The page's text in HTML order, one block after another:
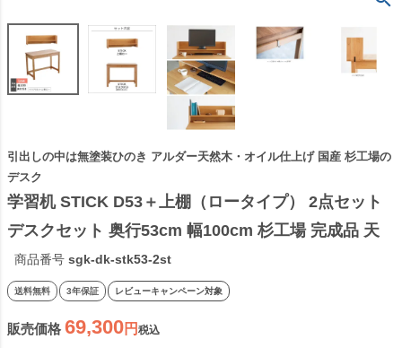
引出しの中は無塗装ひのき アルダー天然木・オイル仕上げ 国産 杉工場の
デスク
学習机 STICK D53＋上棚（ロータイプ） 2点セット
デスクセット 奥行53cm 幅100cm 杉工場 完成品 天
然木 国産 引出し 低ホルム アルダー材 オイル仕上げ
シンプル ナチュラル ヒノキ ロータイプ コンパクト
無垢 日本製
商品番号 sgk-dk-stk53-2st
送料無料 3年保証 レビューキャンペーン対象
販売価格 69,300 税込